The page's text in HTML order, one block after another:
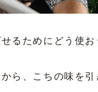
るためにどう使お
ら、こちの味を